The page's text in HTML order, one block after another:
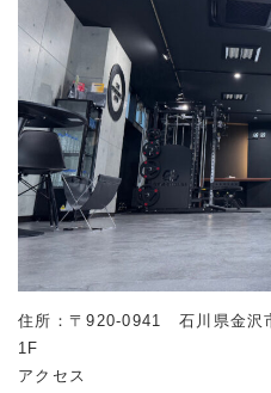
住所：〒920-0941 石川県金沢
1F
アクセス